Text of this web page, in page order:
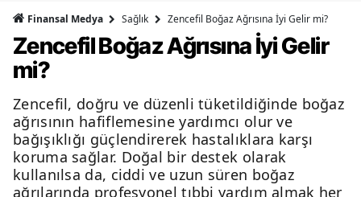
Finansal Medya Sağlık Zencefil Boğaz Ağrısına İyi Gelir mi?
Zencefil Boğaz Ağrısına İyi Gelir
mi?
Zencefil, doğru ve düzenli tüketildiğinde boğaz
ağrısının hafiflemesine yardımcı olur ve
bağışıklığı güçlendirerek hastalıklara karşı
koruma sağlar. Doğal bir destek olarak
kullanılsa da, ciddi ve uzun süren boğaz
ağrılarında profesyonel tıbbi yardım almak her